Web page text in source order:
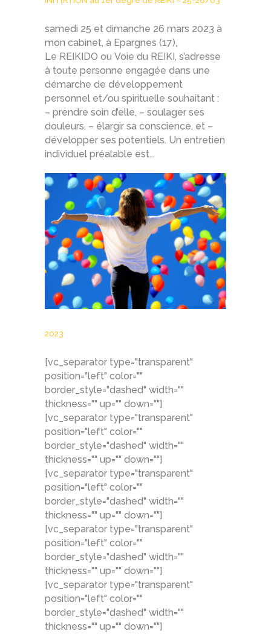
samedi 25 et dimanche 26 mars 2023 à
mon cabinet, à Epargnes (17),
Le REIKIDO ou Voie du REIKI, s’adresse
à toute personne engagée dans une
démarche de développement
personnel et/ou spirituelle souhaitant :
– prendre soin d’elle, – soulager ses
douleurs, – élargir sa conscience, et –
développer ses potentiels. Un entretien
individuel préalable est...
2023
[vc_separator type="transparent"
position="left" color=""
border_style="dashed" width=""
thickness="" up="" down=""]
[vc_separator type="transparent"
position="left" color=""
border_style="dashed" width=""
thickness="" up="" down=""]
[vc_separator type="transparent"
position="left" color=""
border_style="dashed" width=""
thickness="" up="" down=""]
[vc_separator type="transparent"
position="left" color=""
border_style="dashed" width=""
thickness="" up="" down=""]
[vc_separator type="transparent"
position="left" color=""
border_style="dashed" width=""
thickness="" up="" down=""]